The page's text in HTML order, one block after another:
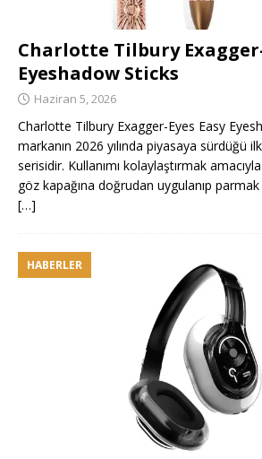
Charlotte Tilbury Exagger-
Eyeshadow Sticks
Haziran 5, 2026
Charlotte Tilbury Exagger-Eyes Easy
markanın 2026 yılında piyasaya sürdüğü
serisidir. Kullanımı kolaylaştırmak
göz kapağına doğrudan uygulanıp parmak
[…]
HABERLER